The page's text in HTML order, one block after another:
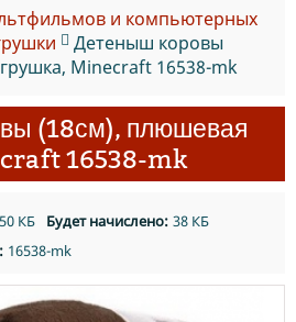
и компьютерных
Детеныш коровы
Minecraft 16538-mk
(18см), плюшевая
16538-mk
КБ Будет начислено: 38 КБ
16538-mk